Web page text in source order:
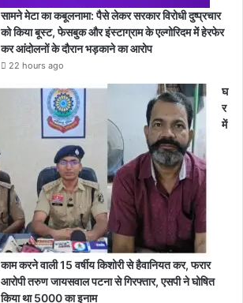
सामने मेटा का कबूलनामा: पैसे लेकर सरकार विरोधी दुष्प्रचार
को किया बूस्ट, फेसबुक और इंस्टाग्राम के एल्गोरिदम में हेरफेर
कर आंदोलनों के दौरान भड़काने का आरोप
22 hours ago
घ
र
में
काम करने वाली 15 वर्षीय किशोरी से हैवानियत कर, फरार
आरोपी तरुण जायसवाल पटना से गिरफ्तार, एसपी ने घोषित
किया था 5000 का इनाम